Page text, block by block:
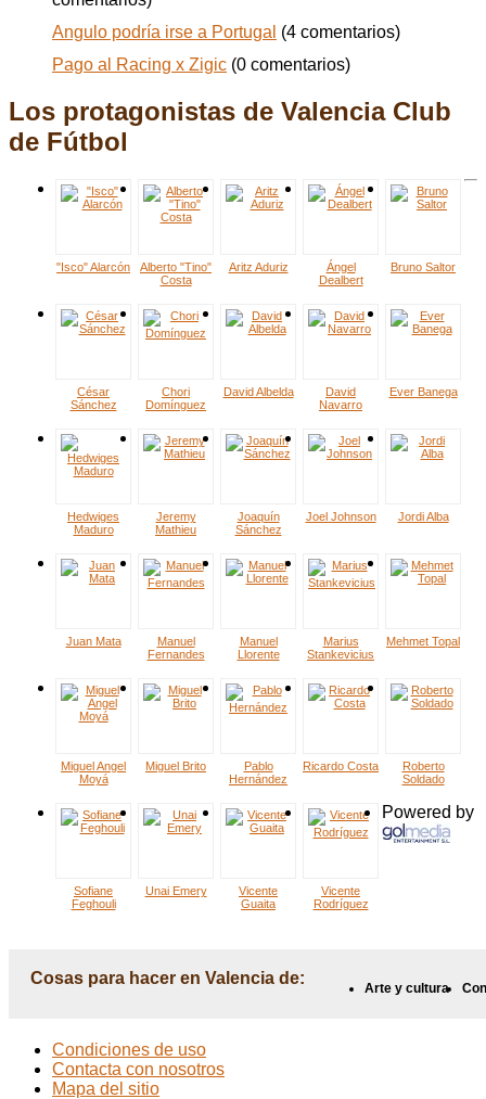
Angulo podría irse a Portugal (4 comentarios)
Pago al Racing x Zigic (0 comentarios)
Los protagonistas de Valencia Club
de Fútbol
"Isco" Alarcón
Alberto "Tino"
Costa
Aritz Aduriz
Ángel
Dealbert
Bruno Saltor
César
Sánchez
Chori
Domínguez
David Albelda
David
Navarro
Ever Banega
Hedwiges
Maduro
Jeremy
Mathieu
Joaquín
Sánchez
Joel Johnson Jordi Alba
Juan Mata
Manuel
Fernandes
Manuel
Llorente
Marius
Stankevicius
Mehmet Topal
Miguel Angel
Moyá
Miguel Brito
Pablo
Hernández
Ricardo Costa
Roberto
Soldado
Sofiane
Feghouli
Unai Emery
Vicente
Guaita
Vicente
Rodríguez
Cosas para hacer en Valencia de:
Arte y cultura
Powered by
Condiciones de uso
Contacta con nosotros
Mapa del sitio